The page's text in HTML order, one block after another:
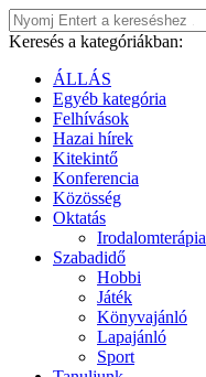
Keresés a kategóriákban:
ÁLLÁS
Egyéb kategória
Felhívások
Hazai hírek
Kitekintő
Konferencia
Közösség
Oktatás
Irodalomterápia
Szabadidő
Hobbi
Játék
Könyvajánló
Lapajánló
Sport